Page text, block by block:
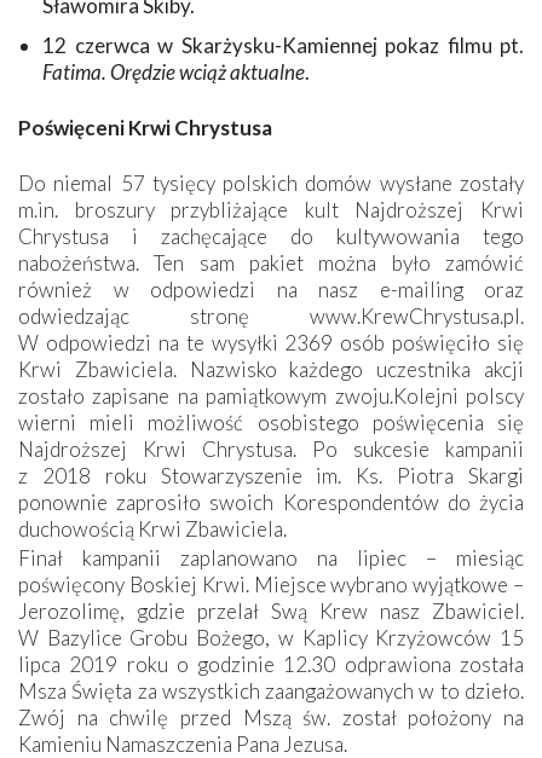
12 czerwca w Skarżysku-Kamiennej pokaz filmu pt.
Fatima. Orędzie wciąż aktualne.
Poświęceni Krwi Chrystusa
Do niemal 57 tysięcy polskich domów wysłane zostały
m.in. broszury przybliżające kult Najdroższej Krwi
Chrystusa i zachęcające do kultywowania tego
nabożeństwa. Ten sam pakiet można było zamówić
również w odpowiedzi na nasz ­e-mailing oraz
odwiedzając stronę www.KrewChrystusa.pl.
W odpowiedzi na te wysyłki 2369 osób poświęciło się
Krwi Zbawiciela. Nazwisko każdego uczestnika akcji
zostało zapisane na pamiątkowym zwoju.Kolejni polscy
wierni mieli możliwość osobistego poświęcenia się
Najdroższej Krwi Chrystusa. Po sukcesie kampanii
z 2018 roku Stowarzyszenie im. Ks. Piotra Skargi
ponownie zaprosiło swoich Korespondentów do życia
duchowością Krwi Zbawiciela.
Finał kampanii zaplanowano na lipiec – miesiąc
poświęcony Boskiej Krwi. Miejsce wybrano wyjątkowe –
Jerozolimę, gdzie przelał Swą Krew nasz Zbawiciel.
W Bazylice Grobu Bożego, w Kaplicy Krzyżowców 15
lipca 2019 roku o godzinie 12.30 odprawiona została
Msza Święta za wszystkich zaangażowanych w to dzieło.
Zwój na chwilę przed Mszą św. został położony na
Kamieniu Namaszczenia Pana Jezusa.